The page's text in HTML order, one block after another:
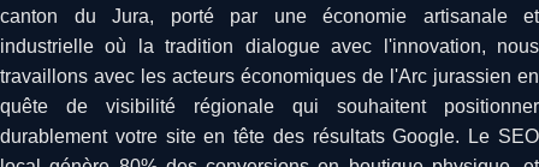
canton du Jura, porté par une économie artisanale et
industrielle où la tradition dialogue avec l'innovation, nous
travaillons avec les acteurs économiques de l'Arc jurassien en
quête de visibilité régionale qui souhaitent positionner
durablement votre site en tête des résultats Google. Le SEO